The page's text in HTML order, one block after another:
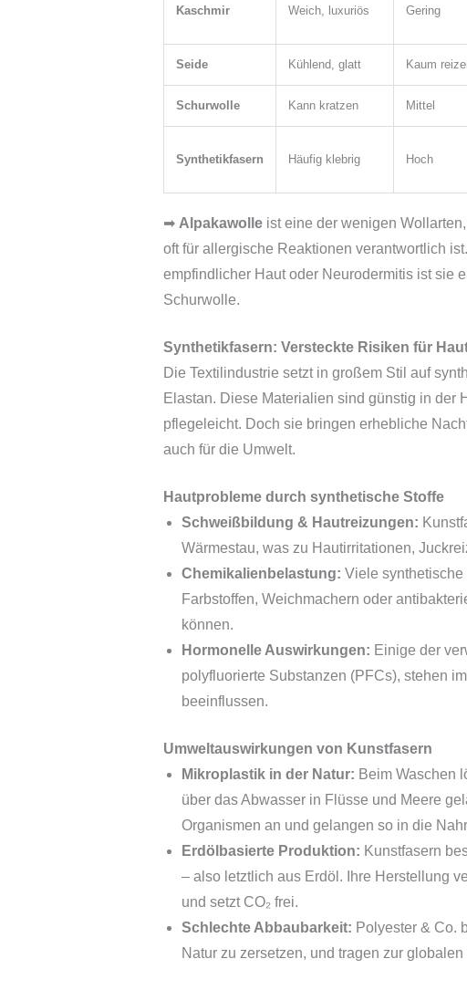
Kaschmir Weich, luxuriös Gering
Seide Kühlend, glatt Kaum
Schurwolle Kann kratzen Mittel
Synthetikfasern Häufig klebrig Hoch
➡ Alpakawolleist eine der wenigen
oft für allergische Reaktionen verantwortlich
empfindlicher Haut oder Neurodermitis ist sie
Schurwolle.
Synthetikfasern: Versteckte Risiken für
Die Textilindustrie setzt in großem Stil auf
Elastan. Diese Materialien sind günstig in der
pflegeleicht. Doch sie bringen erhebliche
auch für die Umwelt.
Hautprobleme durch synthetische Stoffe
Schweißbildung & Hautreizungen:
Wärmestau, was zu Hautirritationen,
Chemikalienbelastung: Viele
Farbstoffen, Weichmachern oder
können.
Hormonelle Auswirkungen: Einige der
polyfluorierte Substanzen (PFCs), stehen
beeinflussen.
Umweltauswirkungen von Kunstfasern
Mikroplastik in der Natur: Beim Waschen
über das Abwasser in Flüsse und Meere
Organismen an und gelangen so in die
Erdölbasierte Produktion: Kunstfasern
– also letztlich aus Erdöl. Ihre Herstellung
und setzt CO₂ frei.
Schlechte Abbaubarkeit: Polyester & Co.
Natur zu zersetzen, und tragen zur